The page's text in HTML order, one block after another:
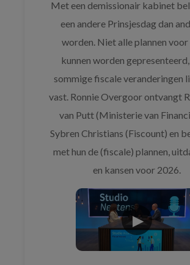
Met een demissionair kabinet
een andere Prinsjesdag dan
worden. Niet alle plannen
kunnen worden
sommige fiscale veranderingen
vast. Ronnie Overgoor ontvangt
van Putt (Ministerie van
Sybren Christians (Fiscount) en
met hun de (fiscale) plannen,
en kansen voor 2026.